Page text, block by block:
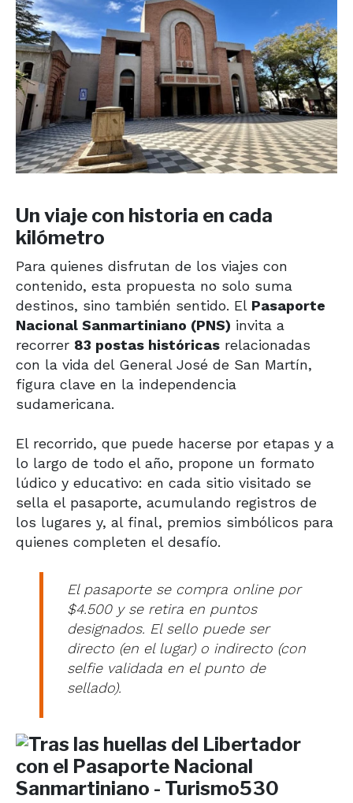
Un viaje con historia en cada
kilómetro
Para quienes disfrutan de los viajes con
contenido, esta propuesta no solo suma
destinos, sino también sentido. El Pasaporte
Nacional Sanmartiniano (PNS) invita a
recorrer 83 postas históricas relacionadas
con la vida del General José de San Martín,
figura clave en la independencia
sudamericana.
El recorrido, que puede hacerse por etapas y a
lo largo de todo el año, propone un formato
lúdico y educativo: en cada sitio visitado se
sella el pasaporte, acumulando registros de
los lugares y, al final, premios simbólicos para
quienes completen el desafío.
El pasaporte se compra online por
$4.500 y se retira en puntos
designados. El sello puede ser
directo (en el lugar) o indirecto (con
selfie validada en el punto de
sellado).